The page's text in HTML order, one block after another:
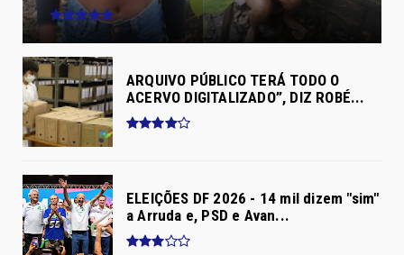
ARQUIVO PÚBLICO TERÁ TODO O
ACERVO DIGITALIZADO”, DIZ ROBÉ...
ELEIÇÕES DF 2026 - 14 mil dizem "sim"
a Arruda e, PSD e Avan...